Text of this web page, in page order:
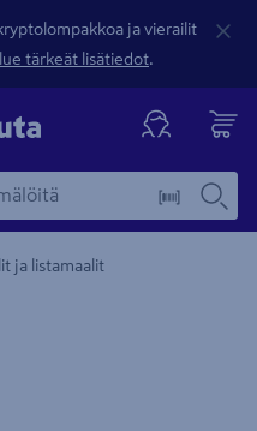
ja vierailit
lue tärkeät lisätiedot.
ja listamaalit
Tuotteen kuvaus -